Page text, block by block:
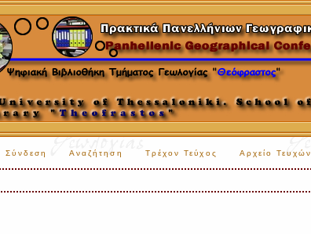
Σύνδεση Αναζήτηση Τρέχον Τεύχος Αρχείο Τευχών